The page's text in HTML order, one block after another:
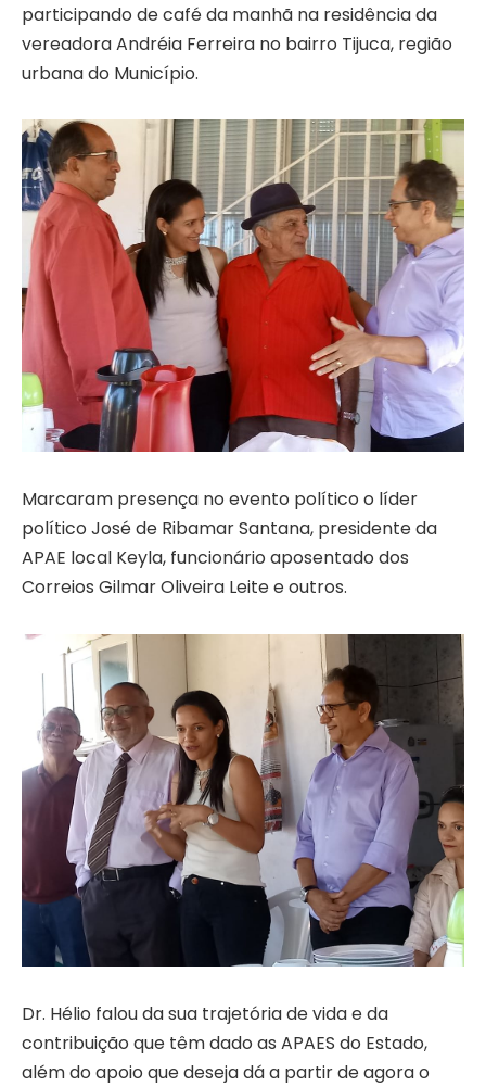
participando de café da manhã na residência da
vereadora Andréia Ferreira no bairro Tijuca, região
urbana do Município.
Marcaram presença no evento político o líder
político José de Ribamar Santana, presidente da
APAE local Keyla, funcionário aposentado dos
Correios Gilmar Oliveira Leite e outros.
Dr. Hélio falou da sua trajetória de vida e da
contribuição que têm dado as APAES do Estado,
além do apoio que deseja dá a partir de agora o